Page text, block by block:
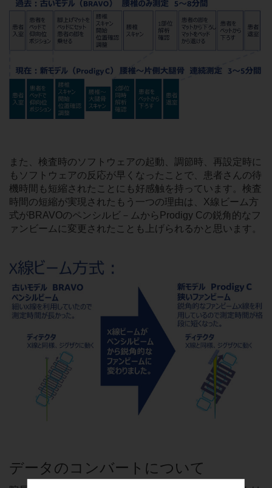
また、検査時のソフトウェアの起動、調節時、再設定時に
もソフトウェアの反応が早くなったことで、患者さんの待
機時間も短縮されたことにも好感触を持っています。検査
時間の短縮が実現されたもう一つの理由は、X線ビーム方
式がBRAVOのペンシルビ－ムからProdigy Cの鋭角的なフ
ァンビームに変更されたことも上げられるかと思います。
データのコンバートについて